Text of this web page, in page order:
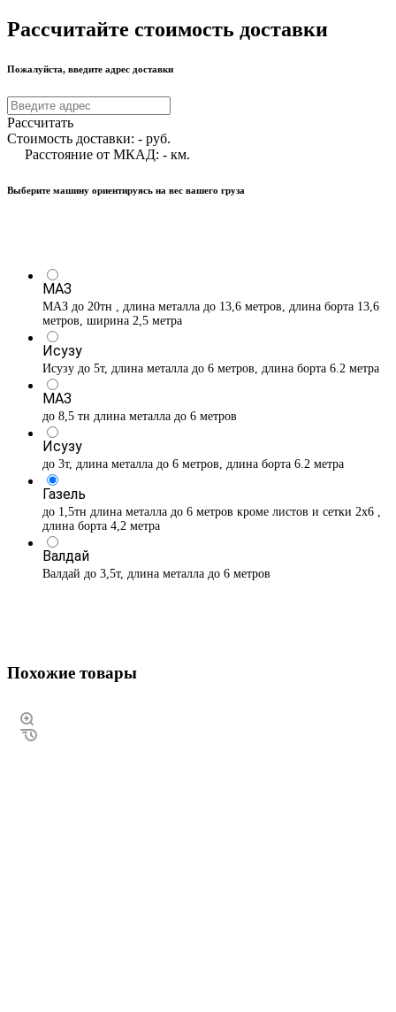
Рассчитайте стоимость доставки
Пожалуйста, введите адрес доставки
Рассчитать
Стоимость доставки: - руб.
Расстояние от МКАД: - км.
Выберите машину ориентируясь на вес вашего груза
МАЗ
МАЗ до 20тн , длина металла до 13,6 метров, длина борта 13,6
метров, ширина 2,5 метра
Исузу
Исузу до 5т, длина металла до 6 метров, длина борта 6.2 метра
МАЗ
до 8,5 тн длина металла до 6 метров
Исузу
до 3т, длина металла до 6 метров, длина борта 6.2 метра
Газель
до 1,5тн длина металла до 6 метров кроме листов и сетки 2х6 ,
длина борта 4,2 метра
Валдай
Валдай до 3,5т, длина металла до 6 метров
Похожие товары